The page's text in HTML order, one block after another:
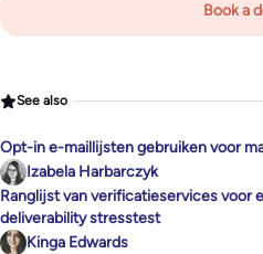
Book a
See also
Opt-in e-maillijsten gebruiken voor
Izabela Harbarczyk
Ranglijst van verificatieservices voor
deliverability stresstest
Kinga Edwards